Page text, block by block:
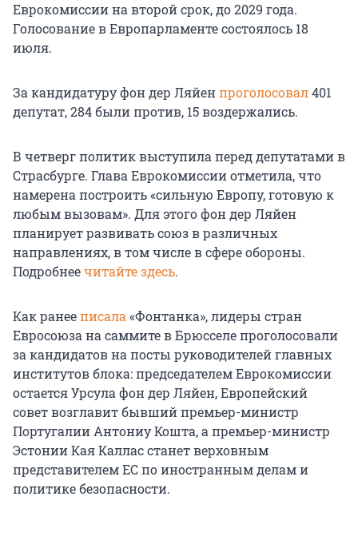
Еврокомиссии на второй срок, до 2029 года.
Голосование в Европарламенте состоялось 18
июля.
За кандидатуру фон дер Ляйенпроголосовал401
депутат, 284 были против, 15 воздержались.
В четверг политик выступила перед депутатами в
Страсбурге. Глава Еврокомиссии отметила, что
намерена построить «сильную Европу, готовую к
любым вызовам». Для этого фон дер Ляйен
планирует развивать союз в различных
направлениях, в том числе в сфере обороны.
Подробнеечитайте здесь.
Как ранееписала «Фонтанка», лидеры стран
Евросоюза на саммите в Брюсселе проголосовали
за кандидатов на посты руководителей главных
институтов блока: председателем Еврокомиссии
остается Урсула фон дер Ляйен, Европейский
совет возглавит бывший премьер-министр
Португалии Антониу Кошта, а премьер-министр
Эстонии Кая Каллас станет верховным
представителем ЕС по иностранным делам и
политике безопасности.